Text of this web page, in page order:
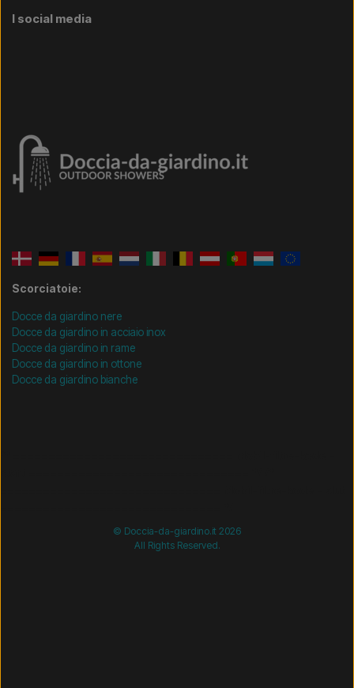
I social media
Scorciatoie:
Docce da giardino nere
Docce da giardino in acciaio inox
Docce da giardino in rame
Docce da giardino in ottone
Docce da giardino bianche
© Doccia-da-giardino.it 2026
All Rights Reserved.